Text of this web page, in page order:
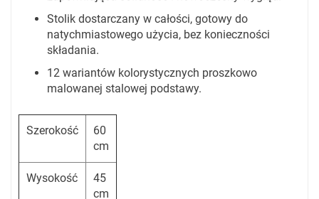
Stolik dostarczany w całości, gotowy do
natychmiastowego użycia, bez konieczności
składania.
12 wariantów kolorystycznych proszkowo
malowanej stalowej podstawy.
Szerokość
60
cm
Wysokość
45
cm